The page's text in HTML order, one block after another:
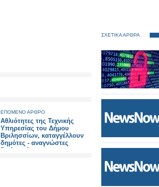
ΕΠΟΜΕΝΟ ΑΡΘΡΟ
Αθλιότητες της Τεχνικής
Υπηρεσίας του Δήμου
Βριλησσίων, καταγγέλλουν
δημότες - αναγνώστες
Βριλησσίων
ΣΧΕΤΙΚΑ ΑΡΘΡΑ